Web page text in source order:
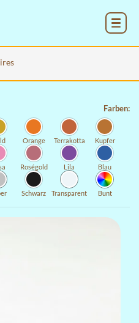
Farben:
Orange Terrakotta Kupfer
Roségold Lila Blau
Schwarz Transparent Bunt